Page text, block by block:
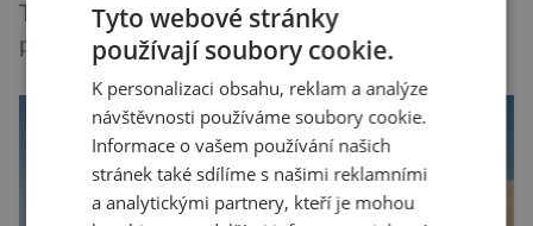
The Last of Us. A skoro mrazí při představě, že
podobné horory probíhají v přírodě běžně – s
tím rozdílem, že nejde pouze o infekce
parazitickou houbou a že predátor dokáže
ovládat jen vývojově nesrovnatelně jednodušší
živočichy, než je člověk. Najít skutečné zombie
není nic nemožného ani v naší přírodě. Stačí […]
Tyto webové stránky
používají soubory cookie.
K personalizaci obsahu, reklam a analýze
návštěvnosti používáme soubory cookie.
Informace o vašem používání našich
stránek také sdílíme s našimi reklamními
a analytickými partnery, kteří je mohou